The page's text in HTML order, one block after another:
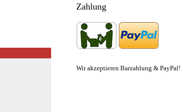
Zahlung
Wir akzeptieren Barzahlung & PayPal!